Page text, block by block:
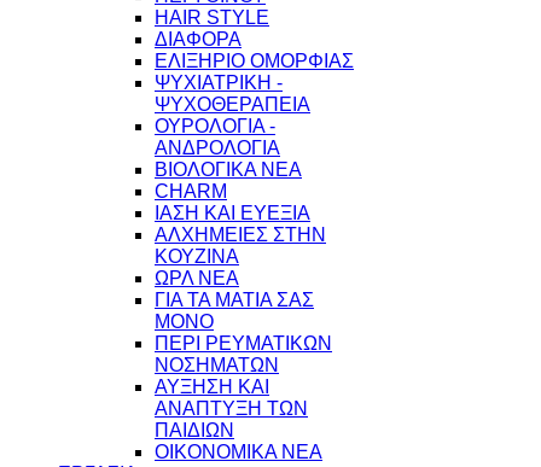
HAIR STYLE
ΔΙΑΦΟΡΑ
ΕΛΙΞΗΡΙΟ ΟΜΟΡΦΙΑΣ
ΨΥΧΙΑΤΡΙΚΗ -
ΨΥΧΟΘΕΡΑΠΕΙΑ
ΟΥΡΟΛΟΓΙΑ -
ΑΝΔΡΟΛΟΓΙΑ
ΒΙΟΛΟΓΙΚΑ ΝΕΑ
CHARM
ΙΑΣΗ ΚΑΙ ΕΥΕΞΙΑ
ΑΛΧΗΜΕΙΕΣ ΣΤΗΝ
ΚΟΥΖΙΝΑ
ΩΡΛ ΝEA
ΓΙΑ ΤΑ ΜΑΤΙΑ ΣΑΣ
ΜΟΝΟ
ΠΕΡΙ ΡΕΥΜΑΤΙΚΩΝ
ΝΟΣΗΜΑΤΩΝ
ΑΥΞΗΣΗ ΚΑΙ
ΑΝΑΠΤΥΞΗ ΤΩΝ
ΠΑΙΔΙΩΝ
ΟΙΚΟΝΟΜΙΚΑ ΝΕΑ